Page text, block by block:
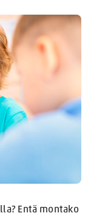
Entä montako